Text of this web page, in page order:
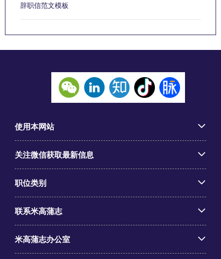
辞职信范文模板
使用本网站
关注微信获取最新信息
职位类别
联系米高蒲志
米高蒲志办公室